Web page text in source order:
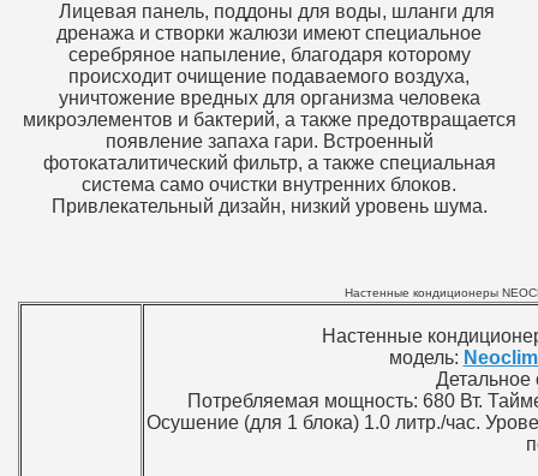
Лицевая панель, поддоны для воды, шланги для
дренажа и створки жалюзи имеют специальное
серебряное напыление, благодаря которому
происходит очищение подаваемого воздуха,
уничтожение вредных для организма человека
микроэлементов и бактерий, а также предотвращается
появление запаха гари. Встроенный
фотокаталитический фильтр, а также специальная
система само очистки внутренних блоков.
Привлекательный дизайн, низкий уровень шума.
Настенные кондиционеры
Настенные
модель:
Детальное
Потребляемая мощность: 680 Вт.
Осушение (для 1 блока) 1.0 литр./час.